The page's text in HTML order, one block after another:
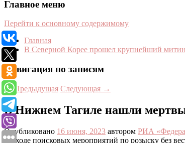
Главное меню
Перейти к основному содержимому
Главная
В Северной Корее прошел крупнейший
Навигация по записям
←Предыдущая Следующая →
В Нижнем Тагиле нашли
Опубликовано 16 июня, 2023 автором РИА
«В ходе поисковых мероприятий по розыску без